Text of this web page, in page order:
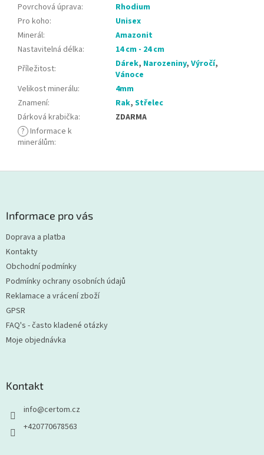
Povrchová úprava:
Rhodium
Pro koho:
Unisex
Minerál:
Amazonit
Nastavitelná délka:
14 cm - 24 cm
Příležitost: Dárek, Narozeniny, Výročí,
Vánoce
Velikost minerálu:
4mm
Znamení: Rak, Střelec
Dárková krabička:
ZDARMA
? Informace k
minerálům:
Informace pro vás
Doprava a platba
Kontakty
Obchodní podmínky
Podmínky ochrany osobních údajů
Reklamace a vrácení zboží
GPSR
FAQ's - často kladené otázky
Moje objednávka
Kontakt
info@certom.cz
+420770678563